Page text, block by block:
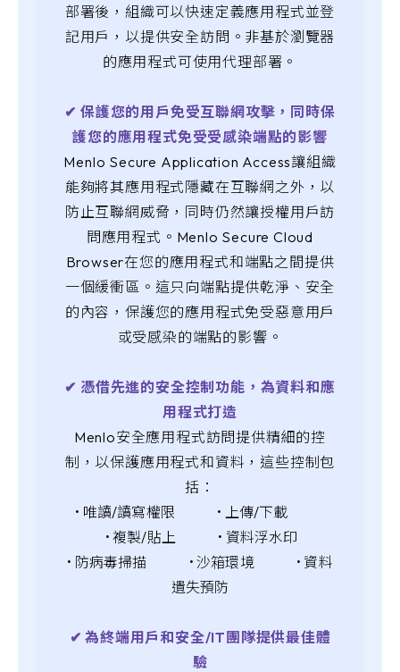
部署後，組織可以快速定義應用程式並登
記用戶，以提供安全訪問。非基於瀏覽器
的應用程式可使用代理部署。
✔︎ 保護您的用戶免受互聯網攻擊，同時保
護您的應用程式免受受感染端點的影響
Menlo Secure Application Access讓組織
能夠將其應用程式隱藏在互聯網之外，以
防止互聯網威脅，同時仍然讓授權用戶訪
問應用程式。Menlo Secure Cloud
Browser在您的應用程式和端點之間提供
一個緩衝區。這只向端點提供乾淨、安全
的內容，保護您的應用程式免受惡意用戶
或受感染的端點的影響。
✔︎ 憑借先進的安全控制功能，為資料和應
用程式打造
Menlo安全應用程式訪問提供精細的控
制，以保護應用程式和資料，這些控制包
括：
• 唯讀/讀寫權限 • 上傳/下載
•複製/貼上 • 資料浮水印
• 防病毒掃描 •沙箱環境 •資料
遺失預防
✔︎ 為終端用戶和安全/IT團隊提供最佳體
驗